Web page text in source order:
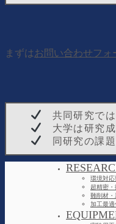
まずは お問い合わせフォ
共同研究で
大学は研究成
同研究の課題
環境対応
超精密
難削材・
加工最